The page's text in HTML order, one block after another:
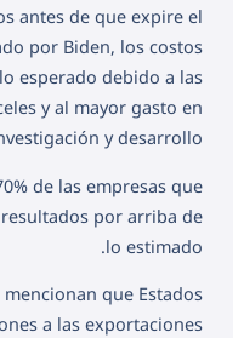
antes de que expire el
por Biden, los costos
esperado debido a las
y al mayor gasto en
y desarrollo.
de las empresas que
por arriba de
lo estimado.
que Estados
a las exportaciones